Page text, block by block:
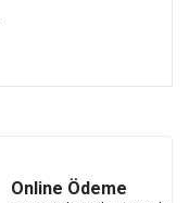
Online Ödeme